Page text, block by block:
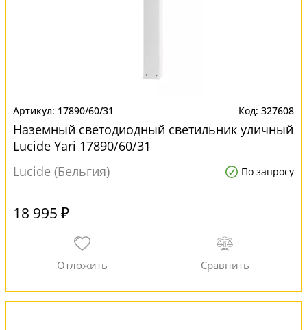
17890/60/31 327608
Наземный светодиодный светильник уличный
Lucide Yari 17890/60/31
Lucide (Бельгия)
По запросу
18 995 ₽